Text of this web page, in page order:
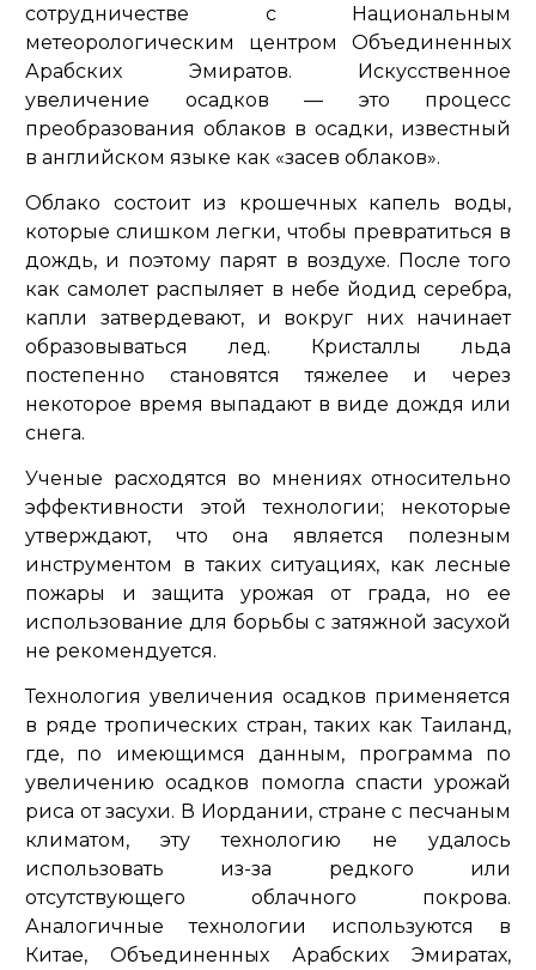
сотрудничестве с Национальным
метеорологическим центром Объединенных
Арабских Эмиратов. Искусственное
увеличение осадков — это процесс
преобразования облаков в осадки, известный
в английском языке как «засев облаков».
Облако состоит из крошечных капель воды,
которые слишком легки, чтобы превратиться в
дождь, и поэтому парят в воздухе. После того
как самолет распыляет в небе йодид серебра,
капли затвердевают, и вокруг них начинает
образовываться лед. Кристаллы льда
постепенно становятся тяжелее и через
некоторое время выпадают в виде дождя или
снега.
Ученые расходятся во мнениях относительно
эффективности этой технологии; некоторые
утверждают, что она является полезным
инструментом в таких ситуациях, как лесные
пожары и защита урожая от града, но ее
использование для борьбы с затяжной засухой
не рекомендуется.
Технология увеличения осадков применяется
в ряде тропических стран, таких как Таиланд,
где, по имеющимся данным, программа по
увеличению осадков помогла спасти урожай
риса от засухи. В Иордании, стране с песчаным
климатом, эту технологию не удалось
использовать из-за редкого или
отсутствующего облачного покрова.
Аналогичные технологии используются в
Китае, Объединенных Арабских Эмиратах,